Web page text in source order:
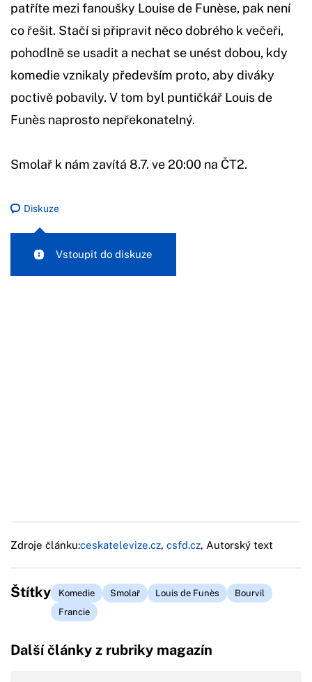
patříte mezi fanoušky Louise de Funèse, pak není
co řešit. Stačí si připravit něco dobrého k večeři,
pohodlně se usadit a nechat se unést dobou, kdy
komedie vznikaly především proto, aby diváky
poctivě pobavily. V tom byl puntičkář Louis de
Funès naprosto nepřekonatelný.
Smolař k nám zavítá 8.7. ve 20:00 na ČT2.
Diskuze
Vstoupit do diskuze
Zdroje článku:ceskatelevize.cz, csfd.cz, Autorský text
Štítky Komedie Smolař Louis de Funès
Bourvil
Francie
Další články z rubriky magazín